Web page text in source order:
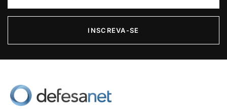
INSCREVA-SE